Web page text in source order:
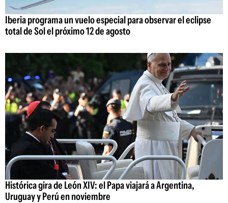
Iberia programa un vuelo especial para observar el eclipse
total de Sol el próximo 12 de agosto
Histórica gira de León XIV: el Papa viajará a Argentina,
Uruguay y Perú en noviembre